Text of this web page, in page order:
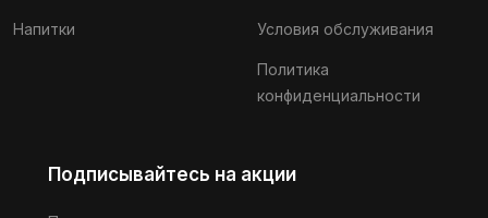
Напитки Условия обслуживания
Политика
конфиденциальности
Подписывайтесь на акции